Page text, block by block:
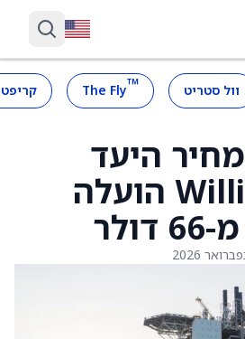
וול סטריט ™
The Fly
Barclays מחיר היעד
עבור Williams הועלה